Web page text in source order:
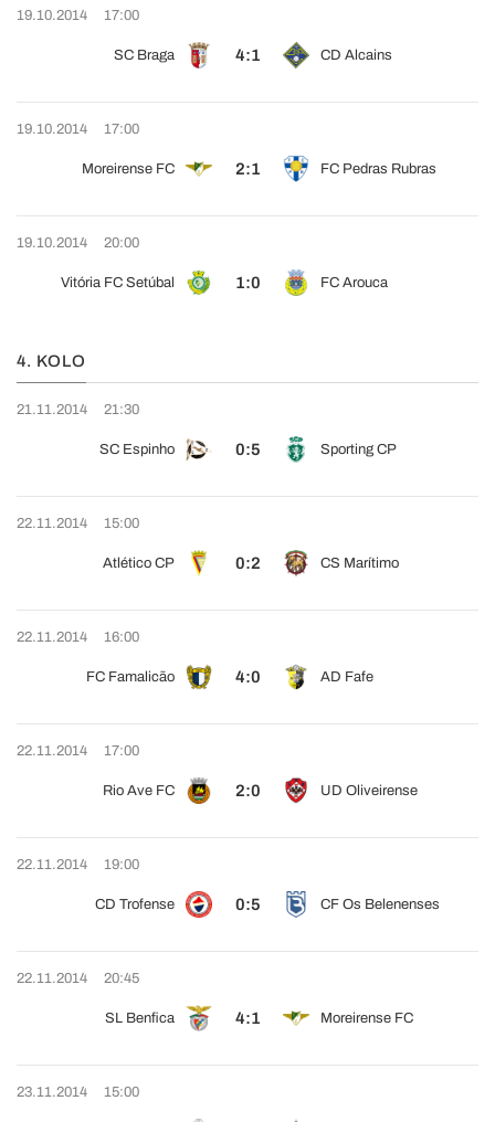
19.10.2014 17:00
SC Braga 4:1 CD Alcains
19.10.2014 17:00
Moreirense FC 2:1 FC Pedras Rubras
19.10.2014 20:00
Vitória FC Setúbal 1:0 FC Arouca
4. KOLO
21.11.2014 21:30
SC Espinho 0:5 Sporting CP
22.11.2014 15:00
Atlético CP 0:2 CS Marítimo
22.11.2014 16:00
FC Famalicão 4:0 AD Fafe
22.11.2014 17:00
Rio Ave FC 2:0 UD Oliveirense
22.11.2014 19:00
CD Trofense 0:5 CF Os Belenenses
22.11.2014 20:45
SL Benfica 4:1 Moreirense FC
23.11.2014 15:00